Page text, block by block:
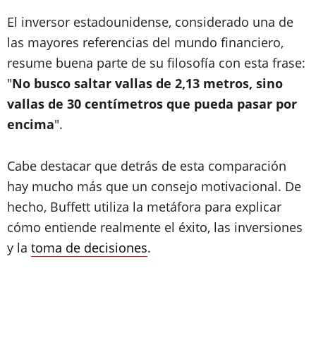
El inversor estadounidense, considerado una de
las mayores referencias del mundo financiero,
resume buena parte de su filosofía con esta frase:
"No busco saltar vallas de 2,13 metros, sino
vallas de 30 centímetros que pueda pasar por
encima".
Cabe destacar que detrás de esta comparación
hay mucho más que un consejo motivacional. De
hecho, Buffett utiliza la metáfora para explicar
cómo entiende realmente el éxito, las inversiones
y la toma de decisiones.